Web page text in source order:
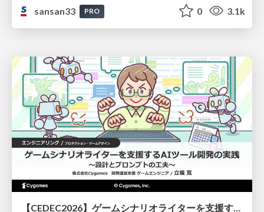
sansan33
PRO 0 3.1k
【CEDEC2026】ゲームシナリオライターを支援するAIツール開発の実践 ― 設計とプロンプトの工夫 ―